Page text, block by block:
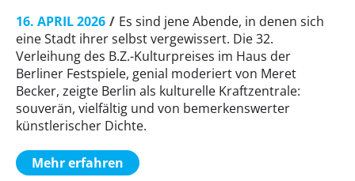
16. APRIL 2026
Es sind jene Abende, in denen sich
eine Stadt ihrer selbst vergewissert. Die 32.
Verleihung des B.Z.-Kulturpreises im Haus der
Berliner Festspiele, genial moderiert von Meret
Becker, zeigte Berlin als kulturelle Kraftzentrale:
souverän, vielfältig und von bemerkenswerter
künstlerischer Dichte.
Mehr erfahren